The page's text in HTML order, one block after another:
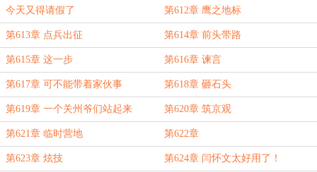
今天又得请假了 第612章 鹰之地标
第613章 点兵出征 第614章 前头带路
第615章 这一步 第616章 谏言
第617章 可不能带着家伙事 第618章 砸石头
第619章 一个关州爷们站起来 第620章 筑京观
第621章 临时营地 第622章
第623章 炫技 第624章 闫怀文太好用了！